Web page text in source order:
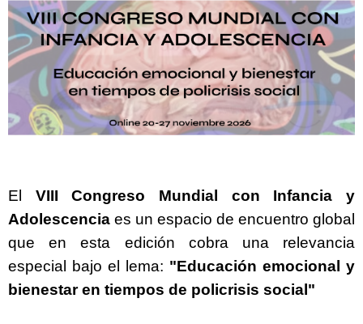
El VIII Congreso Mundial con Infancia y
Adolescencia es un espacio de encuentro global
que en esta edición cobra una relevancia
especial bajo el lema: "Educación emocional y
bienestar en tiempos de policrisis social"